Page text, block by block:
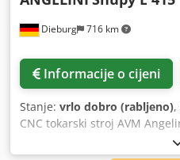
Dieburg 716 km
Informacije o cijeni
Stanje: vrlo dobro (rabljeno)
CNC tokarski stroj AVM
izgradnje 1995 CNC
ljuljačke 415 mm Cedpevt U